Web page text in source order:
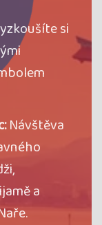
27JAP01157
cena za 12 dní
27JAP01155
3 830 €
cena za 12 dní
si
Návštěva
a